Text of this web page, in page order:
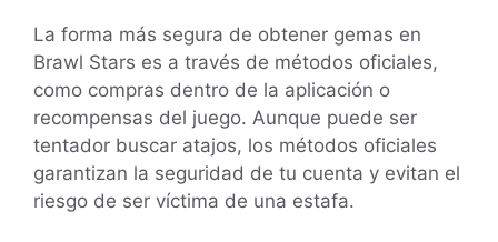
La forma más segura de obtener gemas en
Brawl Stars es a través de métodos oficiales,
como compras dentro de la aplicación o
recompensas del juego. Aunque puede ser
tentador buscar atajos, los métodos oficiales
garantizan la seguridad de tu cuenta y evitan el
riesgo de ser víctima de una estafa.